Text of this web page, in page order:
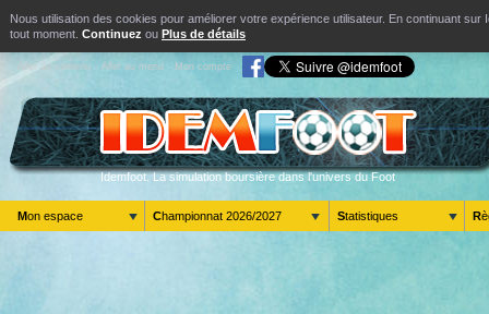
Nous utilisation des cookies pour améliorer votre expérience utilisateur. En continuant
tout moment. Continuez ou Plus de détails
Aller au contenu Aller au menu Mon compte
Idemfoot. La simulation boursière dans l'univers du Foot
Mon espace Championnat 2026/2027 Statistiques